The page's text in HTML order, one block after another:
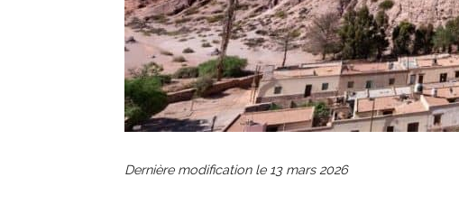
Dernière modification le 13 mars 2026